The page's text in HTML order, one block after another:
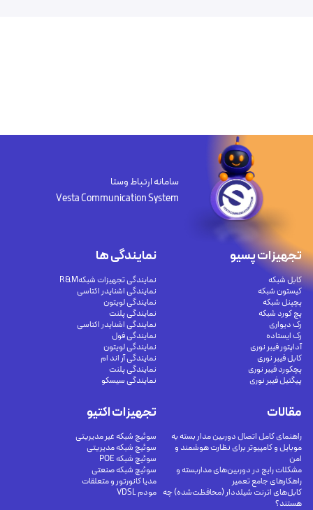
سامانه ارتباط وستا
Vesta Communication System
تجهیزات پسیو
کابل شبکه
کیستون شبکه
پچپنل شبکه
پچ کورد شبکه
رک دیواری
رک ایستاده
آداپتور فیبر نوری
کابل فیبر نوری
پچکورد فیبر نوری
پیگتیل فیبر نوری
تجهیزات اکتیو
سوئیچ شبکه غیر مدیریتی
سوئیچ شبکه مدیریتی
سوئیچ شبکه POE
سوئیچ شبکه صنعتی
مدیا کانورتور و متعلقات
مودم VDSL
نمایندگی ها
نمایندگی تجهیزات شبکهR&M
نمایندگی اشنایدر اکتاسی
نمایندگی لویتون
نمایندگی پلنت
نمایندگی اشنایدر اکتاسی
نمایندگی فول
نمایندگی لویتون
نمایندگی آر اند ام
نمایندگی پلنت
نمایندگی سیسکو
مقالات
راهنمای کامل اتصال دوربین مدار بسته به
موبایل و کامپیوتر برای نظارت هوشمند و
امن
مشکلات رایج در دوربین‌های مداربسته و
راهکارهای جامع تعمیر
کابل‌های اترنت شیلددار (محافظت‌شده) چه
هستند؟